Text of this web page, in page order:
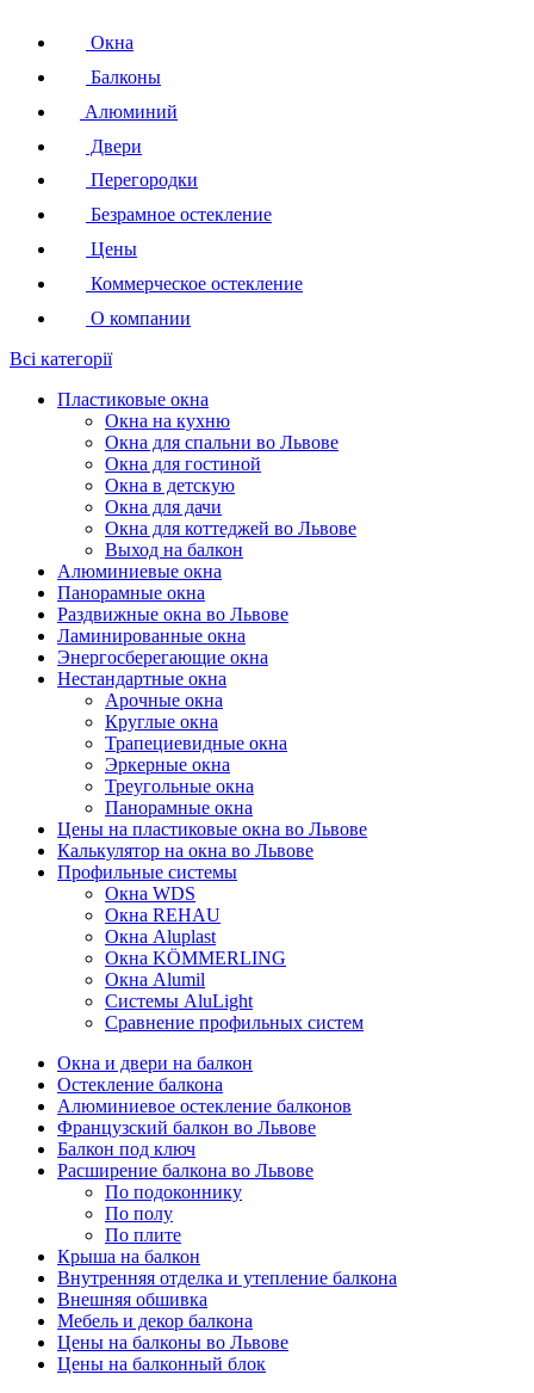
Окна
Балконы
Алюминий
Двери
Перегородки
Безрамное остекление
Цены
Коммерческое остекление
О компании
Всі категорії
Пластиковые окна
Окна на кухню
Окна для спальни во Львове
Окна для гостиной
Окна в детскую
Окна для дачи
Окна для коттеджей во Львове
Выход на балкон
Алюминиевые окна
Панорамные окна
Раздвижные окна во Львове
Ламинированные окна
Энергосберегающие окна
Нестандартные окна
Арочные окна
Круглые окна
Трапециевидные окна
Эркерные окна
Треугольные окна
Панорамные окна
Цены на пластиковые окна во Львове
Калькулятор на окна во Львове
Профильные системы
Окна WDS
Окна REHAU
Окна Aluplast
Окна KÖMMERLING
Окна Alumil
Системы AluLight
Сравнение профильных систем
Окна и двери на балкон
Остекление балкона
Алюминиевое остекление балконов
Французский балкон во Львове
Балкон под ключ
Расширение балкона во Львове
По подоконнику
По полу
По плите
Крыша на балкон
Внутренняя отделка и утепление балкона
Внешняя обшивка
Мебель и декор балкона
Цены на балконы во Львове
Цены на балконный блок